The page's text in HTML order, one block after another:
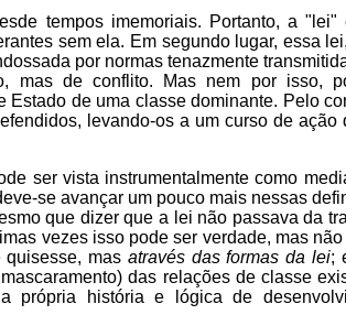
tempos imemoriais. Portanto, a "lei"
sem ela. Em segundo lugar, essa
por normas tenazmente
mas de conflito. Mas nem por isso,
de uma classe dominante. Pelo
levando-os a um curso de ação
ser vista instrumentalmente como
se avançar um pouco mais nessas
que dizer que a lei não passava da
vezes isso pode ser verdade, mas não
mas através das formas da lei;
das relações de classe
própria história e lógica de